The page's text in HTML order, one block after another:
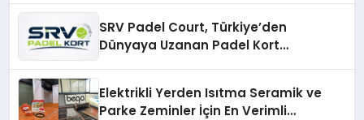
SRV Padel Court, Türkiye’den
Dünyaya Uzanan Padel Kort
Elektrikli Yerden Isıtma Seramik ve
Parke Zeminler İçin En Verimli